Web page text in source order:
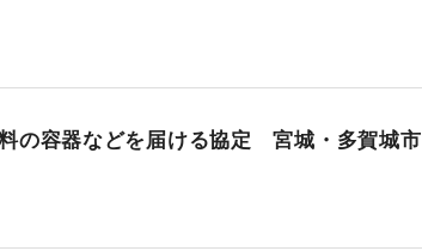
の容器などを届ける協定 宮城・多賀城市